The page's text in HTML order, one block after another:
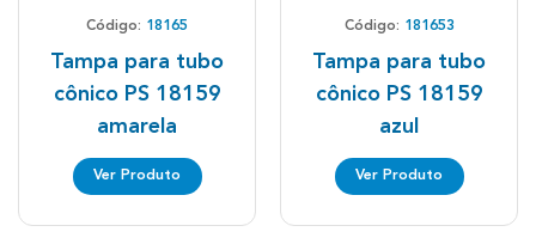
Código: 18165
Tampa para tubo
cônico PS 18159
amarela
Ver Produto
Código: 181653
Tampa para tubo
cônico PS 18159
azul
Ver Produto